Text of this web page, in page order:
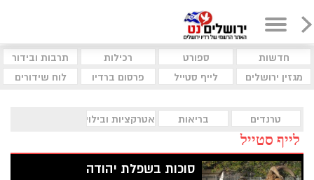
חדשות ספורט רכילות
תרבות ובידור
מגזין ירושלים
לייף סטייל פרסום ברדיו לוח שידורים
טרנדים בריאות אטרקציות ובילוי
לייף סטייל
סוכות בשפלת יהודה